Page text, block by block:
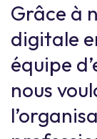
Grâce à
digitale
équipe
nous